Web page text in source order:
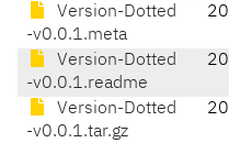
Version-Dotted
-v0.0.1.meta
Version-Dotted
-v0.0.1.readme
Version-Dotted
-v0.0.1.tar.gz